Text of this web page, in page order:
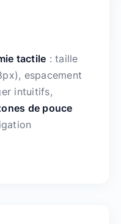
tactile : taille
espacement
intuitifs,
de pouce